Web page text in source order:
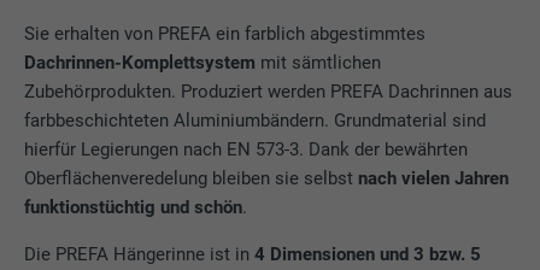
Sie erhalten von PREFA ein farblich abgestimmtes
Dachrinnen-Komplettsystem mit sämtlichen
Zubehörprodukten. Produziert werden PREFA Dachrinnen aus
farbbeschichteten Aluminiumbändern. Grundmaterial sind
hierfür Legierungen nach EN 573-3. Dank der bewährten
Oberflächenveredelung bleiben sie selbst nach vielen Jahren
funktionstüchtig und schön.
Die PREFA Hängerinne ist in4 Dimensionen und 3 bzw. 5